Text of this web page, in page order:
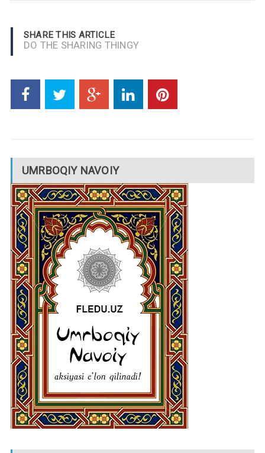
SHARE THIS ARTICLE
DO THE SHARING THINGY
UMRBOQIY NAVOIY